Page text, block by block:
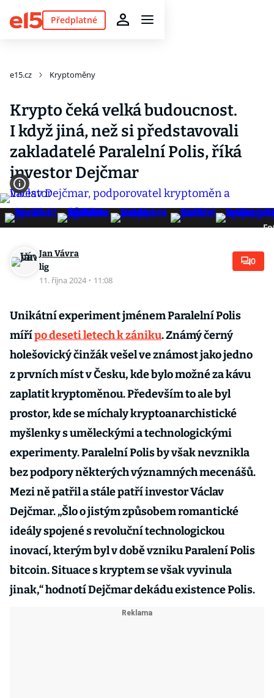
Předplatné
e15.cz Kryptoměny
Krypto čeká velká budoucnost.
I když jiná, než si představovali
zakladatelé Paralelní Polis, říká
investor Dejčmar
Jan Vávra
lig
11. října 2024 · 11:08
0
Unikátní experiment jménem Paralelní Polis
mířípo deseti letech k zániku. Známý černý
holešovický činžák vešel ve známost jako jedno
z prvních míst v Česku, kde bylo možné za kávu
zaplatit kryptoměnou. Především to ale byl
prostor, kde se míchaly kryptoanarchistické
myšlenky s uměleckými a technologickými
experimenty. Paralelní Polis by však nevznikla
bez podpory některých významných mecenášů.
Mezi ně patřil a stále patří investor Václav
Dejčmar. „Šlo o jistým způsobem romantické
ideály spojené s revoluční technologickou
inovací, kterým byl v době vzniku Paralení Polis
bitcoin. Situace s kryptem se však vyvinula
jinak,“ hodnotí Dejčmar dekádu existence Polis.